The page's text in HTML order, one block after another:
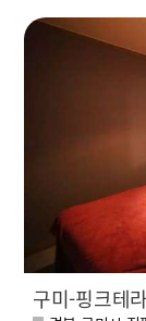
구미-핑크테